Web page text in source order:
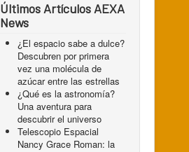
Últimos Artículos AEXA
News
¿El espacio sabe a dulce?
Descubren por primera
vez una molécula de
azúcar entre las estrellas
¿Qué es la astronomía?
Una aventura para
descubrir el universo
Telescopio Espacial
Nancy Grace Roman: la